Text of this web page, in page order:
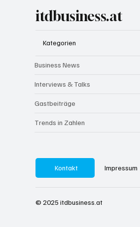
itdbusiness.at
Kategorien
Business News
Interviews & Talks
Gastbeiträge
Trends in Zahlen
Kontakt Impressum
© 2025itdbusiness.at